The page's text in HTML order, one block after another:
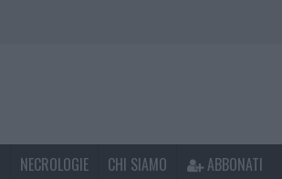
NECROLOGIE CHI SIAMO ABBONATI